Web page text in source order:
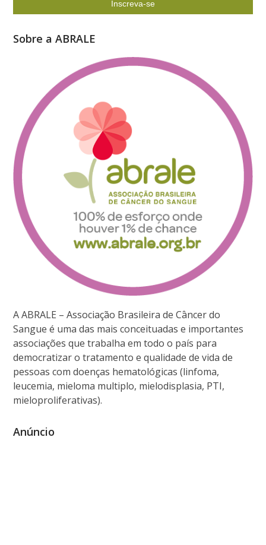
Sobre a ABRALE
A ABRALE – Associação Brasileira de Câncer do
Sangue é uma das mais conceituadas e importantes
associações que trabalha em todo o país para
democratizar o tratamento e qualidade de vida de
pessoas com doenças hematológicas (linfoma,
leucemia, mieloma multiplo, mielodisplasia, PTI,
mieloproliferativas).
Anúncio